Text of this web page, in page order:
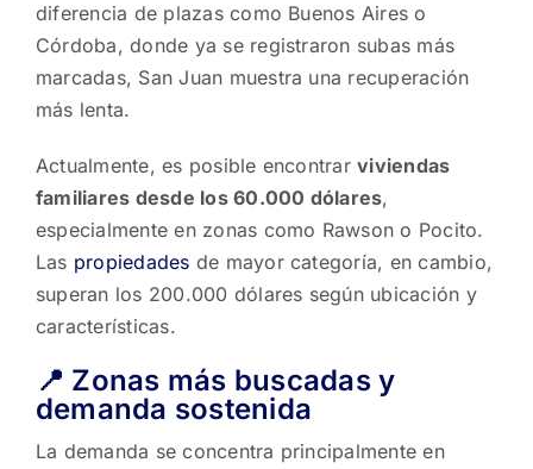
diferencia de plazas como Buenos Aires o
Córdoba, donde ya se registraron subas más
marcadas, San Juan muestra una recuperación
más lenta.
Actualmente, es posible encontrarviviendas
familiares desde los 60.000 dólares,
especialmente en zonas como Rawson o Pocito.
Las propiedades de mayor categoría, en cambio,
superan los 200.000 dólares según ubicación y
características.
📍 Zonas más buscadas y
demanda sostenida
La demanda se concentra principalmente en